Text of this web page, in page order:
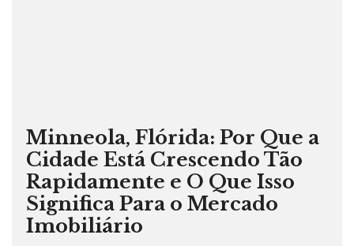
Minneola, Flórida: Por Que a
Cidade Está Crescendo Tão
Rapidamente e O Que Isso
Significa Para o Mercado
Imobiliário